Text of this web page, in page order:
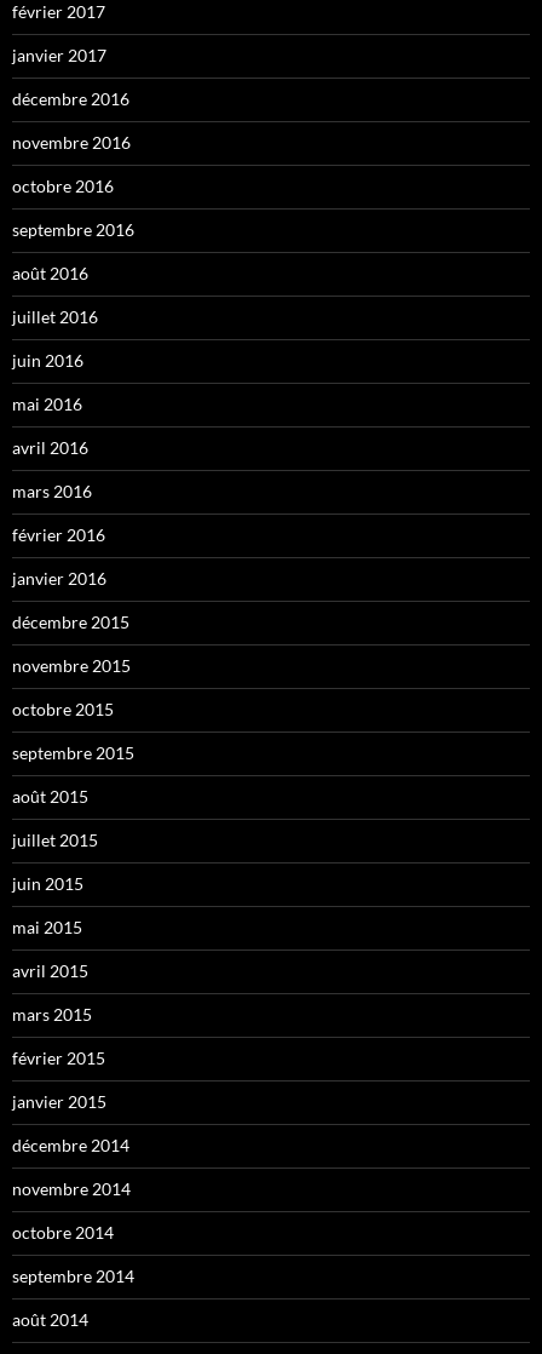
février 2017
janvier 2017
décembre 2016
novembre 2016
octobre 2016
septembre 2016
août 2016
juillet 2016
juin 2016
mai 2016
avril 2016
mars 2016
février 2016
janvier 2016
décembre 2015
novembre 2015
octobre 2015
septembre 2015
août 2015
juillet 2015
juin 2015
mai 2015
avril 2015
mars 2015
février 2015
janvier 2015
décembre 2014
novembre 2014
octobre 2014
septembre 2014
août 2014